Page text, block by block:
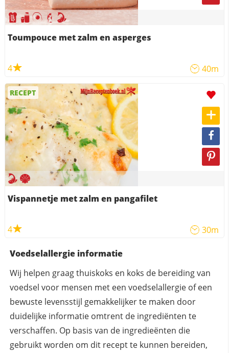
Toumpouce met zalm en asperges
4 40m
RECEPT
Vispannetje met zalm en pangafilet
4 30m
Voedselallergie informatie
Wij helpen graag thuiskoks en koks de bereiding van
voedsel voor mensen met een voedselallergie of een
bewuste levensstijl gemakkelijker te maken door
duidelijke informatie omtrent de ingrediënten te
verschaffen. Op basis van de ingredieënten die
gebruikt worden om dit recept te kunnen bereiden,